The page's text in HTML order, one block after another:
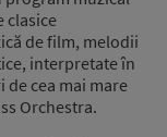
clasice
de film, melodii
interpretate în
cea mai mare
Orchestra.